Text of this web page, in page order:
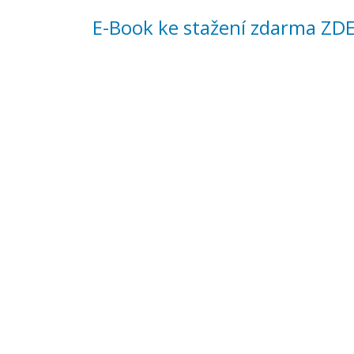
E-Book ke stažení zdarma